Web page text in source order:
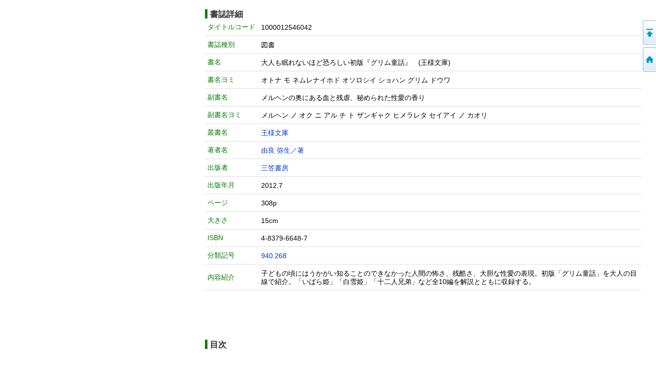
書誌詳細
タイトルコード 1000012546042
書誌種別 図書
書名 大人も眠れないほど恐ろしい初版『グリム童話』 (王様文庫)
書名ヨミ オトナ モ ネムレナイホド オソロシイ ショハン グリム ドウワ
副書名 メルヘンの奥にある血と残虐、秘められた性愛の香り
副書名ヨミ メルヘン ノ オク ニ アル チ ト ザンギャク ヒメラレタ セイアイ ノ カオリ
叢書名 王様文庫
著者名 由良 弥生／著
出版者 三笠書房
出版年月 2012.7
ページ 308p
大きさ 15cm
ISBN 4-8379-6648-7
分類記号 940.268
内容紹介
子どもの頃にはうかがい知ることのできなかった人間の怖さ、残酷さ、大胆な性愛の表現。初版「グリム童話」を大人の目
線で紹介。「いばら姫」「白雪姫」「十二人兄弟」など全10編を解説とともに収録する。
目次